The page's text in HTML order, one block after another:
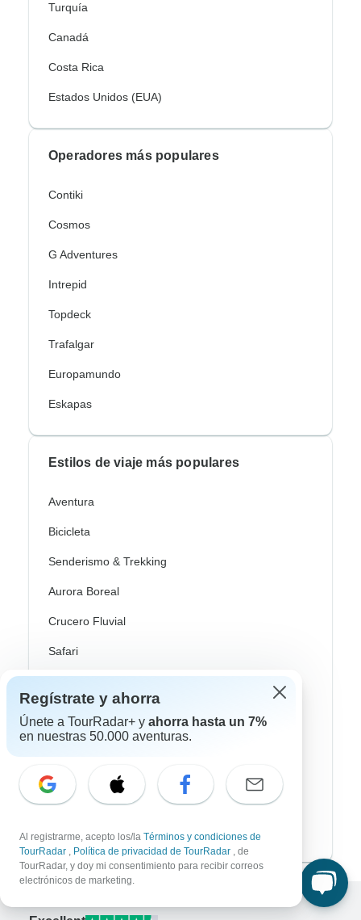
Turquía
Canadá
Costa Rica
Estados Unidos (EUA)
Operadores más populares
Contiki
Cosmos
G Adventures
Intrepid
Topdeck
Trafalgar
Europamundo
Eskapas
Estilos de viaje más populares
Aventura
Bicicleta
Senderismo & Trekking
Aurora Boreal
Crucero Fluvial
Safari
Autobus / Bus
Tren / Ferrocarril
Familia
Private
Regístrate y ahorra
Únete a TourRadar+ y ahorra hasta un 7%
en nuestras 50.000 aventuras.
Al registrarme, acepto los/la Términos y condiciones de
TourRadar , Política de privacidad de TourRadar , de
TourRadar, y doy mi consentimiento para recibir correos
electrónicos de marketing.